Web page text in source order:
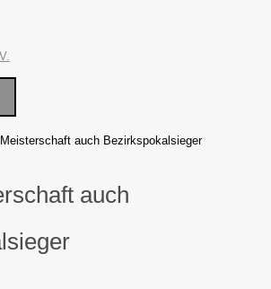
auch Bezirkspokalsieger
auch